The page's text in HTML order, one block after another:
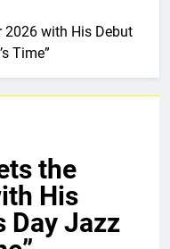
2026 with His Debut
Time”
the
His
Day Jazz